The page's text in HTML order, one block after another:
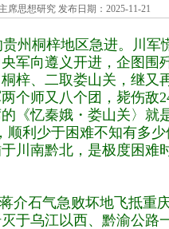
席思想研究 发布日期：2025-11-21
桐梓地区急进。川军
军向遵义开进，企图围
梓、二取娄山关，继又
个师又八个团，毙伤敌
《忆秦娥・娄山关〉就
利少于困难不知有多
川南黔北，是极度困难
石气急败坏地飞抵重
于乌江以西、黔渝公路